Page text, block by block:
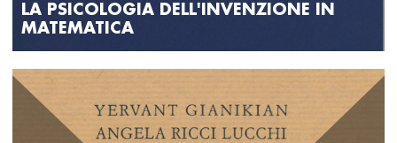
LA PSICOLOGIA DELL'INVENZIONE IN
MATEMATICA